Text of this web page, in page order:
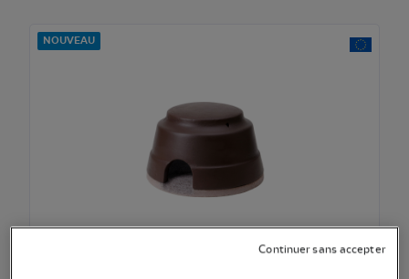
NOUVEAU
Continuer sans accepter